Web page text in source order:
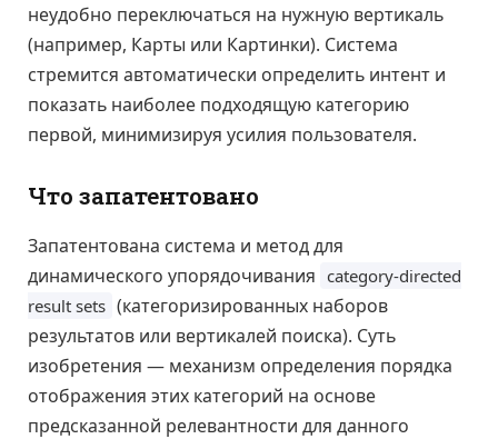
неудобно переключаться на нужную вертикаль
(например, Карты или Картинки). Система
стремится автоматически определить интент и
показать наиболее подходящую категорию
первой, минимизируя усилия пользователя.
Что запатентовано
Запатентована система и метод для
динамического упорядочивания category-directed
result sets (категоризированных наборов
результатов или вертикалей поиска). Суть
изобретения — механизм определения порядка
отображения этих категорий на основе
предсказанной релевантности для данного